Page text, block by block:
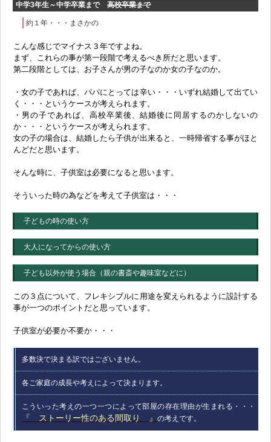
中学3年生～中学卒業まで 高校卒業まで
約１年・・・まさかの
こんな感じでマイナス３年ですよね。
まず、これらの事が第一段階で考えるべき所だと思います。
第二段階としては、お子さんが男の子なのか女の子なのか。
・女の子であれば、パパにとっては辛い・・・いずれ結婚して出てい
く・・・というケースが考えられます。
・男の子であれば、高校卒業後、結婚後に同居するのかしないの
か・・・というケースが考えられます。
女の子の場合は、結婚したら子供が出来ると、一時帰省する事がほと
んどだと思います。
そんな時に、子供室は必要になると思います。
そういった時の為などを考えて子供室は・・・
子どもの時の使い方
大人になってからの使い方
子ども以外が使う場合（親の書斎や趣味室などに）
この３点について、フレキシブルに用途を変えられるように設計する
事が一つのポイントだと思っています。
子供室が必要か不要か・・・
多数決で決まる訳ではございません。
各ご家庭の成長や考えによって決まります。
こういった考えの一つ一つによって部屋の存在理由が生まれる・・・
『 ストーリー性のある間取り 』 の考えです。